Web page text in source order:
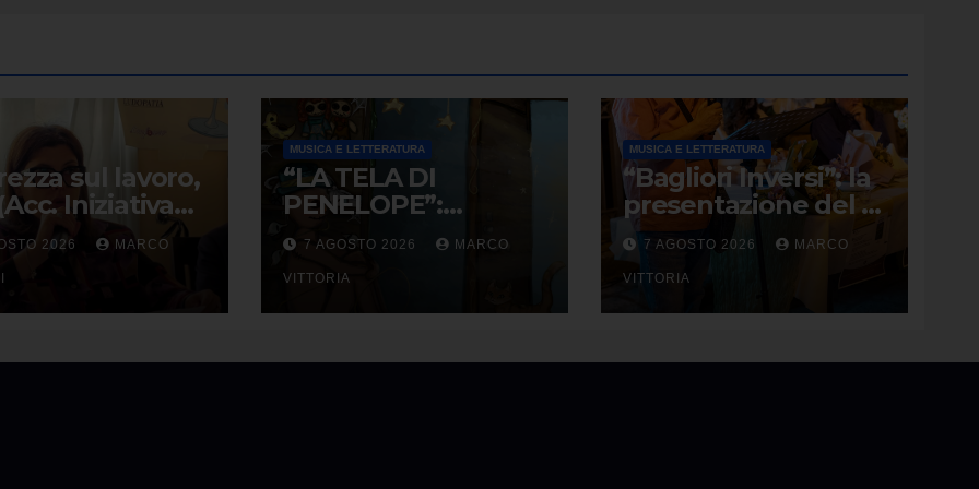
sul lavoro,
Iniziativa
“Diritti da
ogni
2026 MARCO
MUSICA E LETTERATURA
“LA TELA DI
PENELOPE”:
RANDOLPH CARTER
E LA ROTTURA CHE
DIVENTA LIBERTÀ
7 AGOSTO 2026 MARCO
VITTORIA
MUSICA E LETTERATURA
“Bagliori Inversi”: la
presentazione del 3
agosto 2026 a
Pietragalla
7 AGOSTO 2026 MARCO
VITTORIA